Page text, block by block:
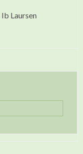
Laursen